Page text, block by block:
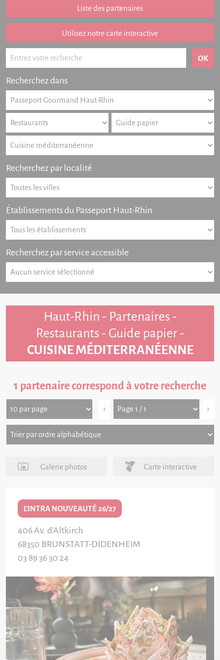
Addition remboursée
Points de vente
Listing des newsletters
Offres numériques
Partenariat
FAQ
Livre d'or
Contact
Liste des partenaires
Utilisez notre carte interactive
Recherchez dans
Recherchez par localité
Établissements du Passeport Haut-Rhin
Recherchez par service accessible
Haut-Rhin - Partenaires -
Restaurants - Guide papier -
CUISINE MÉDITERRANÉENNE
1 partenaire correspond à votre recherche
‹ ›
Galerie photos Carte interactive
L'INTRA NOUVEAUTÉ 26/27
406 Av. d'Altkirch
68350 BRUNSTATT-DIDENHEIM
03 89 36 30 24